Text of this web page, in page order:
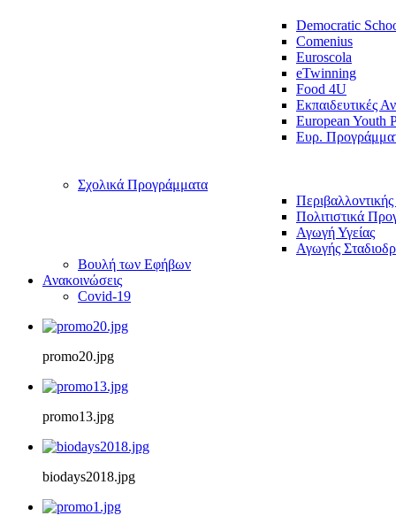
Democratic
Comenius
Euroscola
eTwinning
Food 4U
Εκπαιδευτικές
European Youth
Ευρ.
Σχολικά Προγράμματα
Πολιτιστικά
Αγωγή Υγείας
Αγωγής
Βουλή των Εφήβων
Ανακοινώσεις
Covid-19
promo20.jpg
promo13.jpg
biodays2018.jpg